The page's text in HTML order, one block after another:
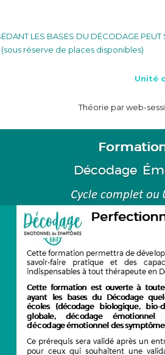
LES BASES DU DÉCODAGE
(sous réserve de places disponibles)
Unité
Théorie par web-